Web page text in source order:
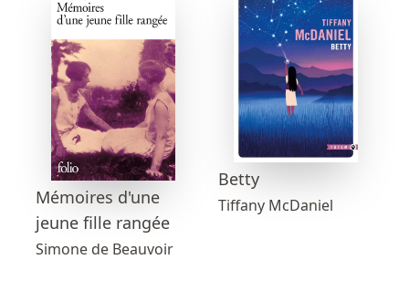
Mémoires d'une
jeune fille rangée
Simone de Beauvoir
Betty
Tiffany McDaniel